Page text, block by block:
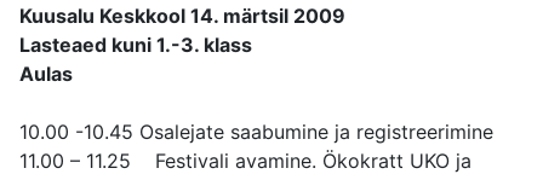
Kuusalu Keskkool 14. märtsil 2009
Lasteaed kuni 1.-3. klass
Aulas
10.00 -10.45 Osalejate saabumine ja registreerimine
11.00 – 11.25 Festivali avamine. Ökokratt UKO ja